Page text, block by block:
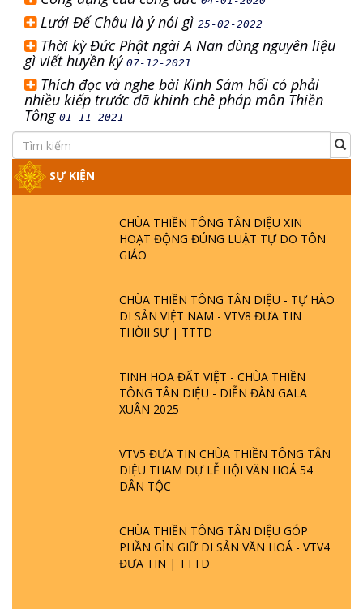
Lưới Đế Châu là ý nói gì 25-02-2022
Thời kỳ Đức Phật ngài A Nan dùng nguyên liệu
gì viết huyền ký 07-12-2021
Thích đọc và nghe bài Kinh Sám hối có phải
nhiều kiếp trước đã khinh chê pháp môn Thiền
Tông 01-11-2021
SỰ KIỆN
CHÙA THIỀN TÔNG TÂN DIỆU XIN
HOẠT ĐỘNG ĐÚNG LUẬT TỰ DO TÔN
GIÁO
CHÙA THIỀN TÔNG TÂN DIỆU - TỰ HÀO
DI SẢN VIỆT NAM - VTV8 ĐƯA TIN
THỜII SỰ | TTTD
TINH HOA ĐẤT VIỆT - CHÙA THIỀN
TÔNG TÂN DIỆU - DIỄN ĐÀN GALA
XUÂN 2025
VTV5 ĐƯA TIN CHÙA THIỀN TÔNG TÂN
DIỆU THAM DỰ LỄ HỘI VĂN HOÁ 54
DÂN TỘC
CHÙA THIỀN TÔNG TÂN DIỆU GÓP
PHẦN GÌN GIỮ DI SẢN VĂN HOÁ - VTV4
ĐƯA TIN | TTTD